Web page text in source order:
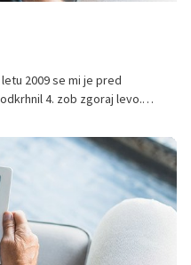
2009 se mi je pred
4. zob zgoraj levo.